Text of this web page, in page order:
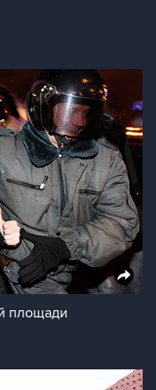
площади